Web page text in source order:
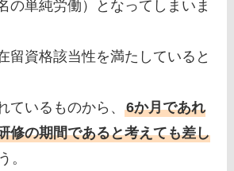
の単純労働）となってしまいま
留資格該当性を満たしていると
ているものから、6か月であれ
修の期間であると考えても差し
。